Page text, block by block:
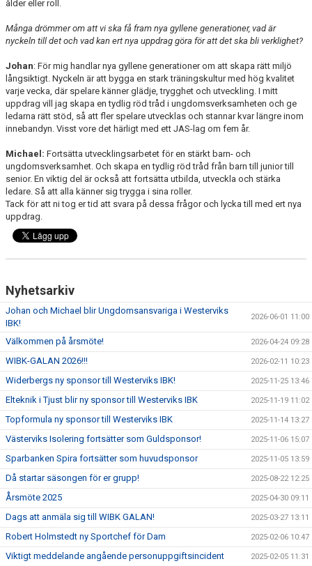
ålder eller roll.
Många drömmer om att vi ska få fram nya gyllene generationer, vad är
nyckeln till det och vad kan ert nya uppdrag göra för att det ska bli verklighet?
Johan: För mig handlar nya gyllene generationer om att skapa rätt miljö
långsiktigt. Nyckeln är att bygga en stark träningskultur med hög kvalitet
varje vecka, där spelare känner glädje, trygghet och utveckling. I mitt
uppdrag vill jag skapa en tydlig röd tråd i ungdomsverksamheten och ge
ledarna rätt stöd, så att fler spelare utvecklas och stannar kvar längre inom
innebandyn. Visst vore det härligt med ett JAS-lag om fem år.
Michael: Fortsätta utvecklingsarbetet för en stärkt barn- och
ungdomsverksamhet. Och skapa en tydlig röd tråd från barn till junior till
senior. En viktig del är också att fortsätta utbilda, utveckla och stärka
ledare. Så att alla känner sig trygga i sina roller.
Tack för att ni tog er tid att svara på dessa frågor och lycka till med ert nya
uppdrag.
Nyhetsarkiv
Johan och Michael blir Ungdomsansvariga i Westerviks
IBK!
2026-06-01 11:00
Välkommen på årsmöte! 2026-04-24 09:28
WIBK-GALAN 2026!!! 2026-02-11 10:23
Widerbergs ny sponsor till Westerviks IBK! 2025-11-25 13:46
Elteknik i Tjust blir ny sponsor till Westerviks IBK 2025-11-19 11:02
Topformula ny sponsor till Westerviks IBK 2025-11-14 13:27
Västerviks Isolering fortsätter som Guldsponsor! 2025-11-06 15:07
Sparbanken Spira fortsätter som huvudsponsor 2025-11-05 13:59
Då startar säsongen för er grupp! 2025-08-22 12:25
Årsmöte 2025 2025-04-30 09:11
Dags att anmäla sig till WIBK GALAN! 2025-03-27 13:11
Robert Holmstedt ny Sportchef för Dam 2025-02-06 10:47
Viktigt meddelande angående personuppgiftsincident 2025-02-05 11:31